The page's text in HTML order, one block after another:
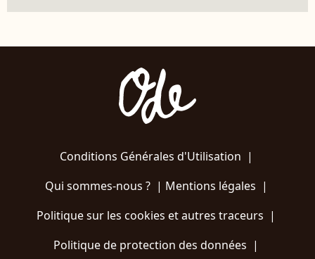
Conditions Générales d'Utilisation |
Qui sommes-nous ?| Mentions légales |
Politique sur les cookies et autres traceurs |
Politique de protection des données |